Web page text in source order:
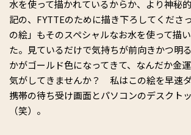
水を使って描かれているからか、より神秘
記の、FYTTEのために描き下ろしてくださ
の絵」もそのスペシャルなお水を使って描
た。見ているだけで気持ちが前向きかつ明
かがゴールド色になってきて、なんだか金
気がしてきませんか？ 私はこの絵を早速ダ
携帯の待ち受け画面とパソコンのデスクト
（笑）。